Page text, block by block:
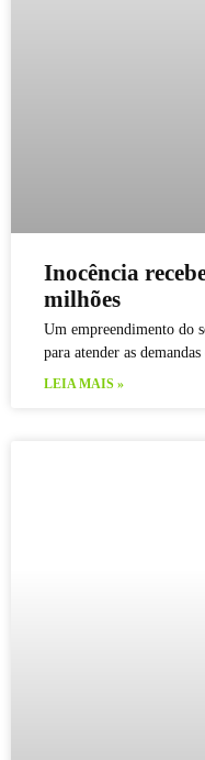
Inocência
milhões
Um empreendimento do
para atender as demandas
LEIA MAIS »